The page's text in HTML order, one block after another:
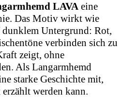
LAVA eine
Das Motiv wirkt wie
dunklem Untergrund: Rot,
verbinden sich zu
zeigt, ohne
Als Langarmhemd
starke Geschichte mit,
werden kann.